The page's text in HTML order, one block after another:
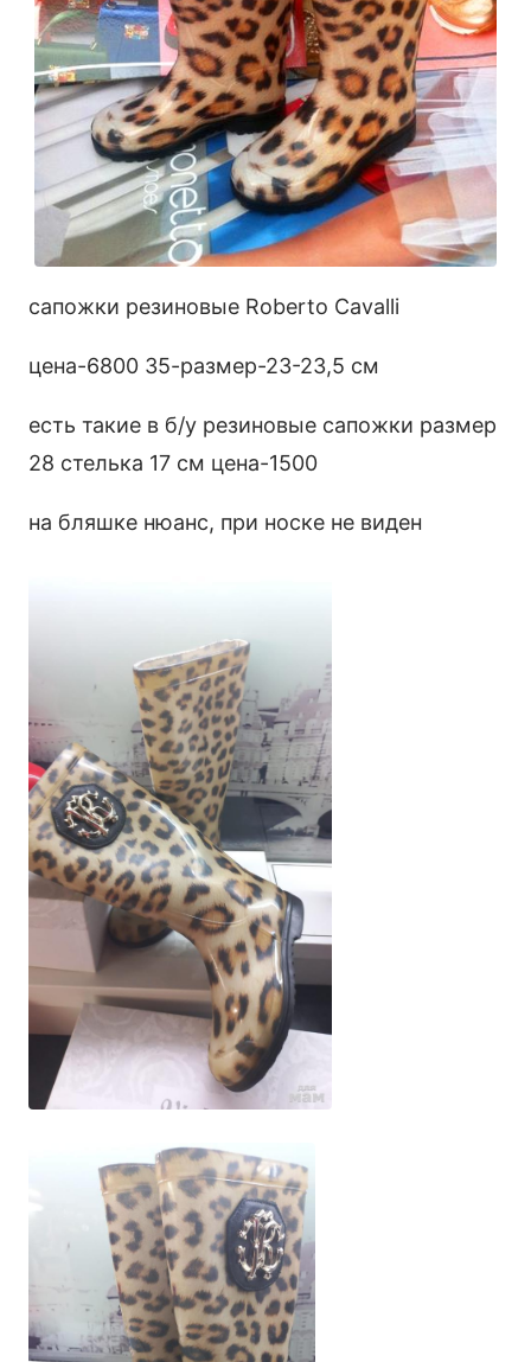
сапожки резиновые Roberto Cavalli
цена-6800 35-размер-23-23,5 см
есть такие в б/у резиновые сапожки размер
28 стелька 17 см цена-1500
на бляшке нюанс, при носке не виден